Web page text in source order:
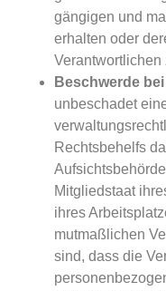
gängigen und
erhalten oder
Verantwortlichen
Beschwerde
unbeschadet
Rechtsbehelfs
Mitgliedstaat
ihres
mutmaßlichen
sind, dass die